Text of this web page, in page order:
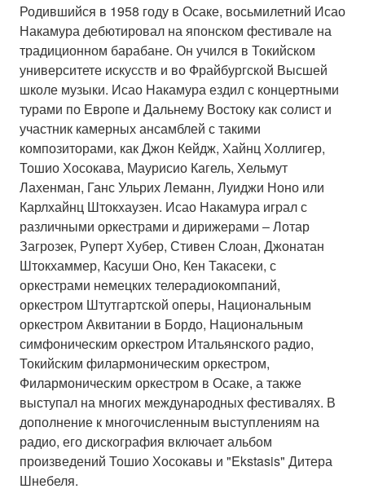
Родившийся в 1958 году в Осаке, восьмилетний Исао
Накамура дебютировал на японском фестивале на
традиционном барабане. Он учился в Токийском
университете искусств и во Фрайбургской Высшей
школе музыки. Исао Накамура ездил с концертными
турами по Европе и Дальнему Востоку как солист и
участник камерных ансамблей с такими
композиторами, как Джон Кейдж, Хайнц Холлигер,
Тошио Хосокава, Маурисио Кагель, Хельмут
Лахенман, Ганс Ульрих Леманн, Луиджи Ноно или
Карлхайнц Штокхаузен. Исао Накамура играл с
различными оркестрами и дирижерами ‒ Лотар
Загрозек, Руперт Хубер, Стивен Слоан, Джонатан
Штокхаммер, Касуши Оно, Кен Такасеки, с
оркестрами немецких телерадиокомпаний,
оркестром Штутгартской оперы, Национальным
оркестром Аквитании в Бордо, Национальным
симфоническим оркестром Итальянского радио,
Токийским филармоническим оркестром,
Филармоническим оркестром в Осаке, а также
выступал на многих международных фестивалях. В
дополнение к многочисленным выступлениям на
радио, его дискография включает альбом
произведений Тошио Хосокавы и "Ekstasis" Дитера
Шнебеля.